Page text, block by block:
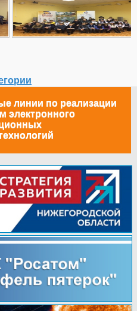
линии по реализации
электронного